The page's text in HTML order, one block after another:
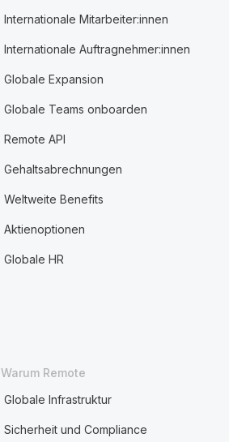
Internationale Mitarbeiter:innen
Internationale Auftragnehmer:innen
Globale Expansion
Globale Teams onboarden
Remote API
Gehaltsabrechnungen
Weltweite Benefits
Aktienoptionen
Globale HR
Warum Remote
Globale Infrastruktur
Sicherheit und Compliance